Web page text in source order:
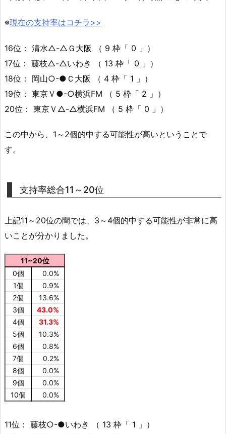
※現在の支持率はコチラ>>
16位： 清水△-△Ｇ大阪 （ 9 枠「 0 」）
17位： 藤枝△-△いわき （ 13 枠「 0 」）
18位： 岡山○-●Ｃ大阪 （ 4 枠「 1 」）
19位： 東京Ｖ●-○横浜FM （ 5 枠「 2 」）
20位： 東京Ｖ△-△横浜FM （ 5 枠「 0 」）
この中から、1～2個的中する可能性が高いということで
す。
支持率総合11～20位
上記11～20位の間では、3～4個的中する可能性が非常に高
いことが分かりました。
11~20位
0個
0.0%
1個
0.9%
2個
13.6%
3個
43.0%
4個
31.3%
5個
10.3%
6個
0.8%
7個
0.2%
8個
0.0%
9個
0.0%
10個
0.0%
11位： 藤枝○-●いわき （ 13 枠「 1 」）